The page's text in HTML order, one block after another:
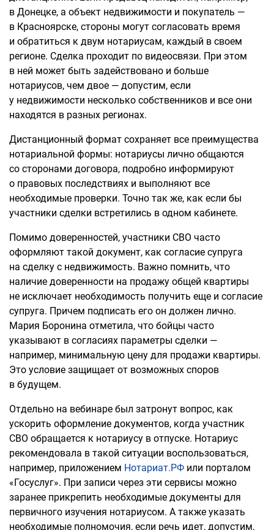
в Донецке, а объект недвижимости и покупатель —
в Красноярске, стороны могут согласовать время
и обратиться к двум нотариусам, каждый в своем
регионе. Сделка проходит по видеосвязи. При этом
в ней может быть задействовано и больше
нотариусов, чем двое — допустим, если
у недвижимости несколько собственников и все они
находятся в разных регионах.
Дистанционный формат сохраняет все преимущества
нотариальной формы: нотариусы лично общаются
со сторонами договора, подробно информируют
о правовых последствиях и выполняют все
необходимые проверки. Точно так же, как если бы
участники сделки встретились в одном кабинете.
Помимо доверенностей, участники СВО часто
оформляют такой документ, как согласие супруга
на сделку с недвижимость. Важно помнить, что
наличие доверенности на продажу общей квартиры
не исключает необходимость получить еще и согласие
супруга. Причем подписать его он должен лично.
Мария Боронина отметила, что бойцы часто
указывают в согласиях параметры сделки —
например, минимальную цену для продажи квартиры.
Это условие защищает от возможных споров
в будущем.
Отдельно на вебинаре был затронут вопрос, как
ускорить оформление документов, когда участник
СВО обращается к нотариусу в отпуске. Нотариус
рекомендовала в такой ситуации воспользоваться,
например, приложением Нотариат.РФ или порталом
«Госуслуг». При записи через эти сервисы можно
заранее прикрепить необходимые документы для
первичного изучения нотариусом. А также указать
необходимые полномочия, если речь идет, допустим,